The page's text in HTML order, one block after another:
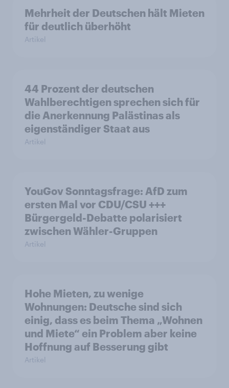
Mehrheit der Deutschen hält Mieten
für deutlich überhöht
Artikel
44 Prozent der deutschen
Wahlberechtigen sprechen sich für
die Anerkennung Palästinas als
eigenständiger Staat aus
Artikel
YouGov Sonntagsfrage: AfD zum
ersten Mal vor CDU/CSU +++
Bürgergeld-Debatte polarisiert
zwischen Wähler-Gruppen
Artikel
Hohe Mieten, zu wenige
Wohnungen: Deutsche sind sich
einig, dass es beim Thema „Wohnen
und Miete“ ein Problem aber keine
Hoffnung auf Besserung gibt
Artikel